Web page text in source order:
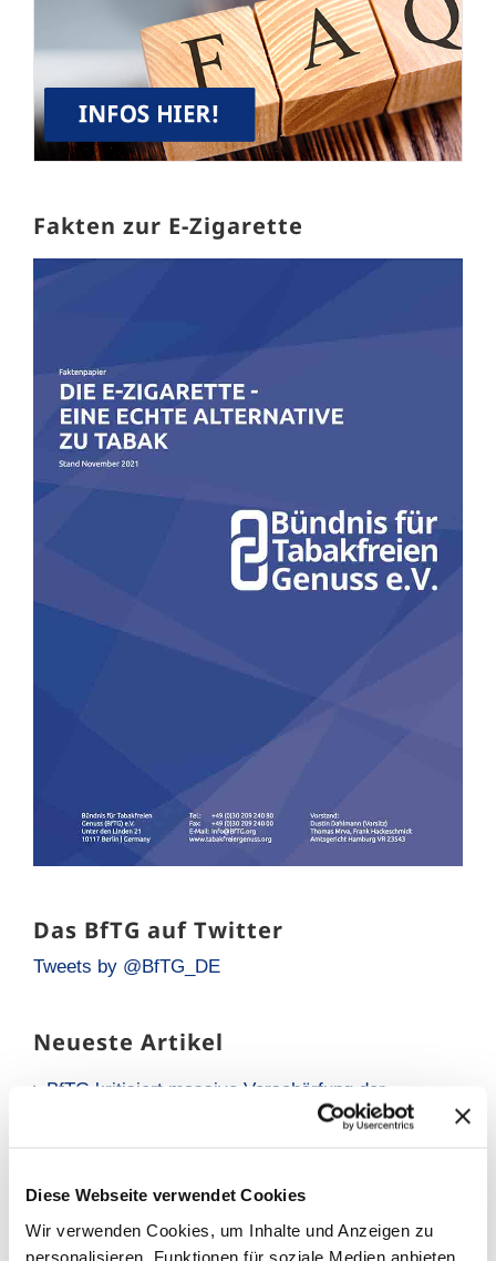
Diese Webseite verwendet Cookies
Wir verwenden Cookies, um Inhalte und Anzeigen zu
personalisieren, Funktionen für soziale Medien anbieten
Fakten zur E-Zigarette
Das BfTG auf Twitter
Tweets by @BfTG_DE
Neueste Artikel
BfTG kritisiert massive Verschärfung der
Liquidsteuer: Gesundheitspolitisch falsches
Raucher vom Umstieg ab
BfTG zum Referentenentwurf des